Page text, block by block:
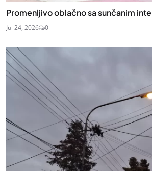
Promenljivo oblačno sa sunčanim
Jul 24, 2026 0